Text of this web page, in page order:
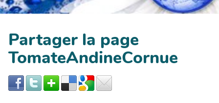
Partager la page
TomateAndineCornue